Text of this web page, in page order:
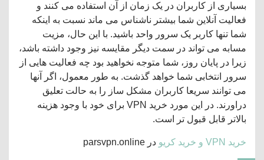
بسیاری از کاربران در یک زمان از آن استفاده می کنند و
فعالیت آنلاین شما بیشتر ناشناس می ماند نسبت به اینکه
شما تنها کاربر یک سرور واحد باشید. با این حال، مزیت
مسابه می تواند در سمت دیگر مقایسه نیز وجود داشته باشد،
زیرا در پایان روز، شما متوجه نخواهید بود چه فعالیت هایی از
سرور انتخابی شما خواهد گذشت. به طور معمول، اگر آنها
می توانند سریعا کاربران مشکل ساز را به حالت تعلیق
دراورند. در این مورد خرید VPN برای خود با وجود هزینه
بالاتر قابل قبول تر است.
خرید VPN و خرید کریو در parsvpn.online